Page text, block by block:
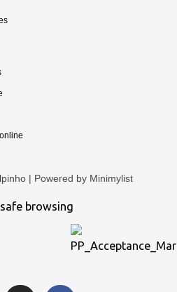
| Powered by Minimylist